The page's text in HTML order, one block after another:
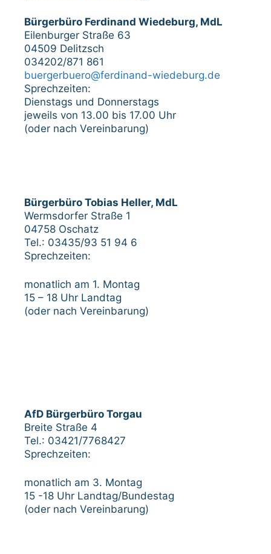
Bürgerbüro Ferdinand Wiedeburg, MdL
Eilenburger Straße 63
04509 Delitzsch
034202/871 861
buergerbuero@ferdinand-wiedeburg.de
Sprechzeiten:
Dienstags und Donnerstags
jeweils von 13.00 bis 17.00 Uhr
(oder nach Vereinbarung)
Bürgerbüro Tobias Heller, MdL
Wermsdorfer Straße 1
04758 Oschatz
Tel.: 03435/93 51 94 6
Sprechzeiten:
monatlich am 1. Montag
15 – 18 Uhr Landtag
(oder nach Vereinbarung)
AfD Bürgerbüro Torgau
Breite Straße 4
Tel.: 03421/7768427
Sprechzeiten:
monatlich am 3. Montag
15 -18 Uhr Landtag/Bundestag
(oder nach Vereinbarung)